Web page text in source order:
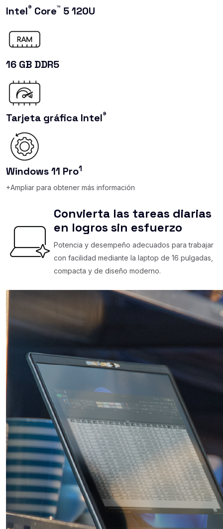
Intel® Core™ 5 120U
16 GB DDR5
Tarjeta gráfica Intel®
Windows 11 Pro1
+Ampliar para obtener más información
Convierta las tareas diarias
en logros sin esfuerzo
Potencia y desempeño adecuados para trabajar
con facilidad mediante la laptop de 16 pulgadas,
compacta y de diseño moderno.